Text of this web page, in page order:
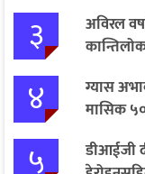
३
अविरल
४
ग्यास
मासिक
५
डीआईजी